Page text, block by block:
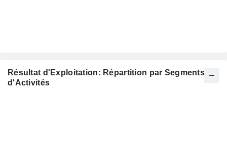
Résultat d'Exploitation: Répartition par Segments
d'Activités